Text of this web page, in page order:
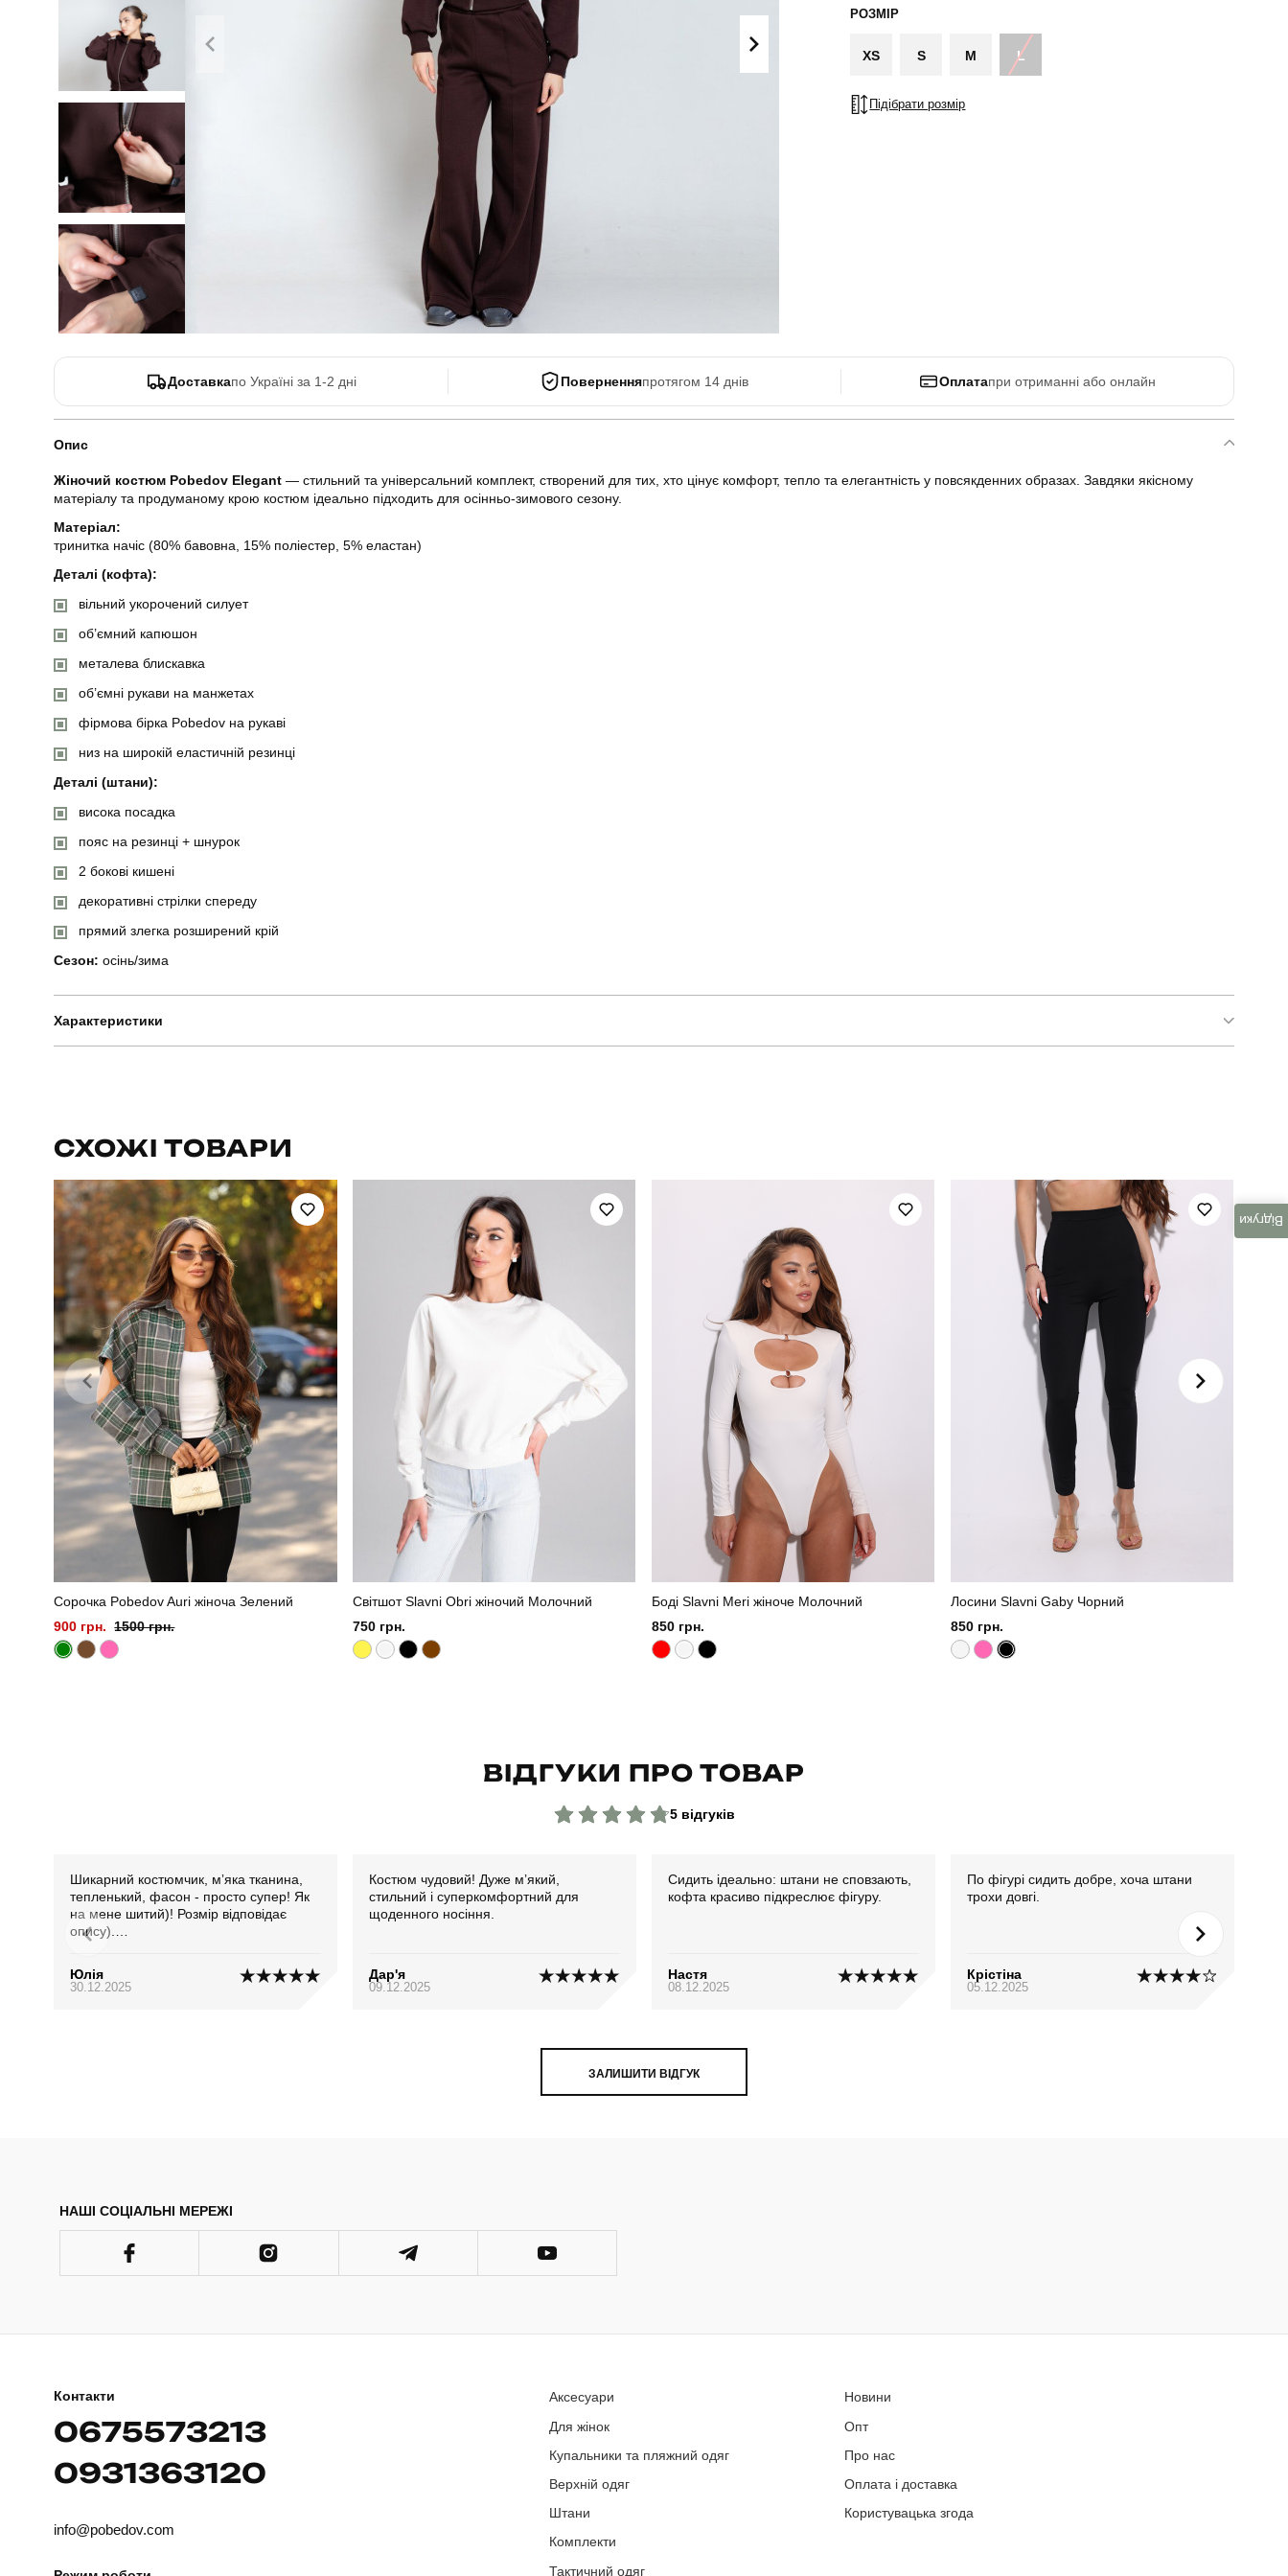
Літні комплекти
Комбінезони
Спортивні
костюми
Кежуал
Боді
РОЗМІР
XS S M L
Підібрати розмір
Доставкапо Україні за 1-2 дні Поверненняпротягом 14 днів Оплатапри отриманні або онлайн
Опис
Жіночий костюм Pobedov Elegant — стильний та універсальний комплект, створений для тих, хто цінує комфорт, тепло та елегантність у повсякденних образах. Завдяки якісному
матеріалу та продуманому крою костюм ідеально підходить для осінньо-зимового сезону.
Матеріал:
тринитка начіс (80% бавовна, 15% поліестер, 5% еластан)
Деталі (кофта):
вільний укорочений силует
об’ємний капюшон
металева блискавка
об’ємні рукави на манжетах
фірмова бірка Pobedov на рукаві
низ на широкій еластичній резинці
Деталі (штани):
висока посадка
пояс на резинці + шнурок
2 бокові кишені
декоративні стрілки спереду
прямий злегка розширений крій
Сезон: осінь/зима
Характеристики
Стиль
Колір шоколадний фліс
Склад тканини 100% поліестер Країна - виробник
СХОЖІ ТОВАРИ
Сорочка Pobedov Auri жіноча Зелений
900 грн. 1500 грн.
Світшот Slavni Obri жіночий Молочний
750 грн.
Боді Slavni Meri жіноче Молочний
850 грн.
Лосини Slavni Gaby Чорний
850 грн.
ВІДГУКИ ПРО ТОВАР
Відгуки
5 відгуків
Шикарний костюмчик, мʼяка тканина,
тепленький, фасон - просто супер! Як
на мене шитий)! Розмір відповідає
опису).
Юлія
30.12.2025
Костюм чудовий! Дуже м’який,
стильний і суперкомфортний для
щоденного носіння.
Дар'я
09.12.2025
Сидить ідеально: штани не сповзають,
кофта красиво підкреслює фігуру.
Настя
08.12.2025
По фігурі сидить добре, хоча штани
трохи довгі.
Крістіна
05.12.2025
ЗАЛИШИТИ ВІДГУК
НАШІ СОЦІАЛЬНІ МЕРЕЖІ
Контакти
0675573213
0931363120
info@pobedov.com
Аксесуари
Для жінок
Купальники та пляжний одяг
Верхній одяг
Штани
Комплекти
Тактичний одяг
Новини
Опт
Про нас
Оплата і доставка
Користувацька згода